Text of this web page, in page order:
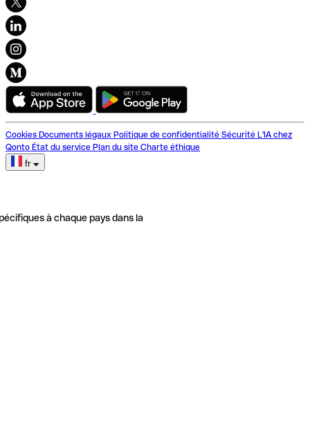
Cookies Documents légaux Politique de confidentialité Sécurité L'IA chez
Qonto État du service Plan du site Charte éthique
fr
à chaque pays dans la